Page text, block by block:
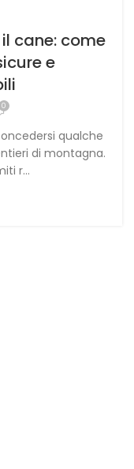
cane: come
e
0
qualche
di montagna.
r...